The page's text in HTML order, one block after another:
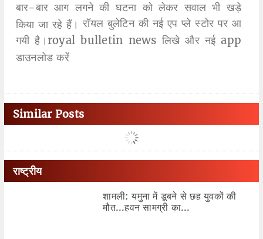
बार-बार आग लगने की घटना को लेकर सवाल भी खड़े
किया जा रहे हैं।रॉयल बुलेटिन की नई एप प्ले स्टोर पर आ
गयी है।royal bulletin news लिखे और नई app
डाउनलोड करें
Similar Posts
राष्ट्रीय
शामली: यमुना में डूबने से छह युवकों की
मौत...हवन सामग्री का...